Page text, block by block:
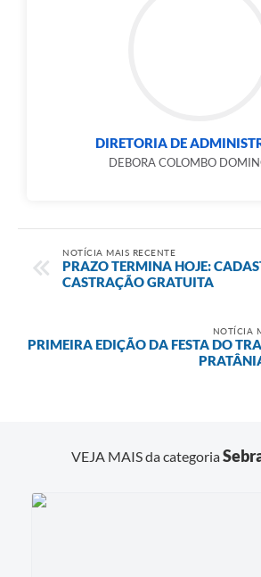
DIRETORIA DE
DEBORA COLOMBO
NOTÍCIA MAIS RECENTE
PRAZO TERMINA HOJE:
CASTRAÇÃO GRATUITA
NOTÍCIA
PRIMEIRA EDIÇÃO DA FESTA DO
VEJA MAIS da categoria